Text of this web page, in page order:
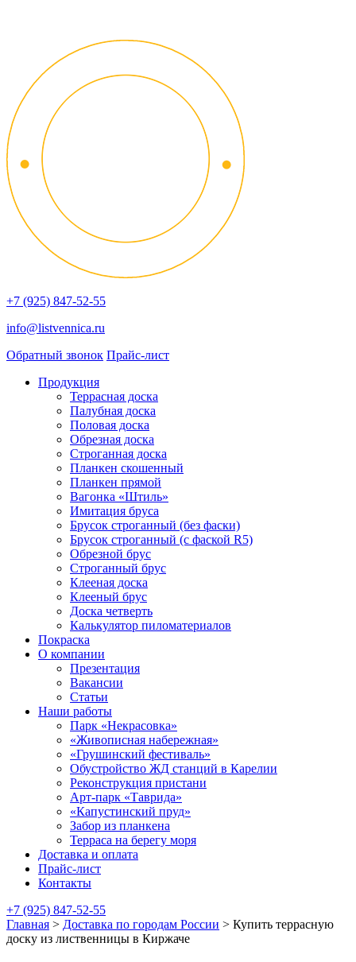
+7 (925) 847-52-55
info@listvennica.ru
Обратный звонок Прайс-лист
Продукция
Террасная доска
Палубная доска
Половая доска
Обрезная доска
Строганная доска
Планкен скошенный
Планкен прямой
Вагонка «Штиль»
Имитация бруса
Брусок строганный (без фаски)
Брусок строганный (с фаской R5)
Обрезной брус
Строганный брус
Клееная доска
Клееный брус
Доска четверть
Калькулятор пиломатериалов
Покраска
О компании
Презентация
Вакансии
Статьи
Наши работы
Парк «Некрасовка»
«Живописная набережная»
«Грушинский фестиваль»
Обустройство ЖД станций в Карелии
Реконструкция пристани
Арт-парк «Таврида»
«Капустинский пруд»
Забор из планкена
Терраса на берегу моря
Доставка и оплата
Прайс-лист
Контакты
+7 (925) 847-52-55
Главная > Доставка по городам России > Купить террасную
доску из лиственницы в Киржаче